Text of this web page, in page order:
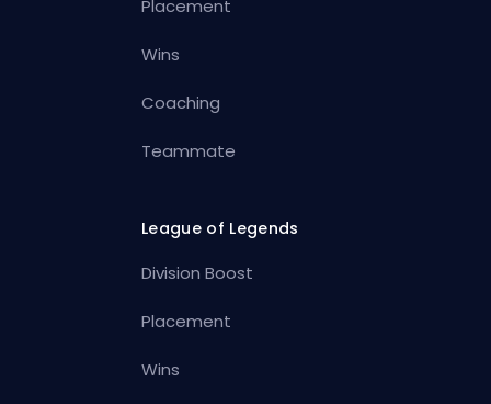
Placement
Wins
Coaching
Teammate
League of Legends
Division Boost
Placement
Wins